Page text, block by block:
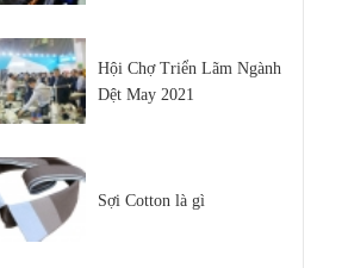
Hội Chợ Triển Lãm Ngành
Dệt May 2021
Sợi Cotton là gì